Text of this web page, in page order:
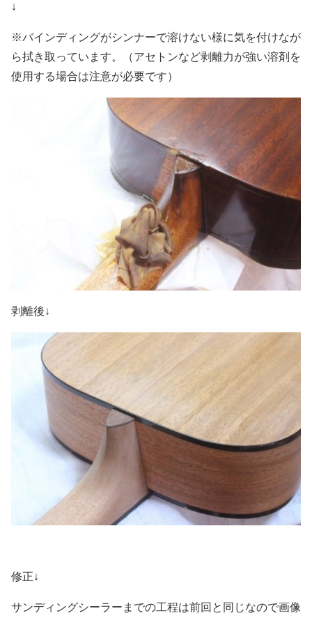
↓
※バインディングがシンナーで溶けない様に気を付けなが
ら拭き取っています。（アセトンなど剥離力が強い溶剤を
使用する場合は注意が必要です）
剥離後↓
修正↓
サンディングシーラーまでの工程は前回と同じなので画像